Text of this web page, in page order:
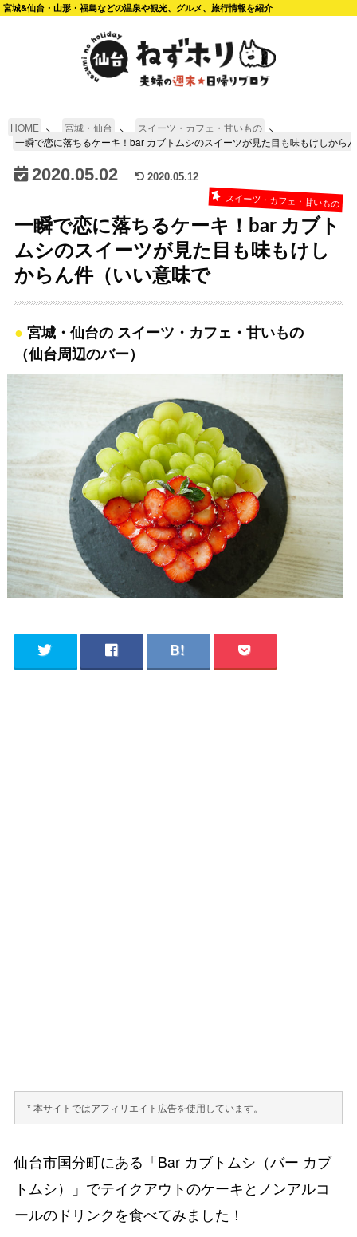
宮城&仙台・山形・福島などの温泉や観光、グルメ、旅行情報を紹介
HOME 宮城・仙台
スイーツ・カフェ・甘いもの
一瞬で恋に落ちるケーキ！bar カブトムシのスイーツが見た目も味もけしから
2020.05.02 2020.05.12
スイーツ・カフェ・甘いもの
一瞬で恋に落ちるケーキ！bar カブト
ムシのスイーツが見た目も味もけし
からん件（いい意味で
宮城・仙台の スイーツ・カフェ・甘いもの
（仙台周辺のバー）
* 本サイトではアフィリエイト広告を使用しています。
仙台市国分町にある「Bar カブトムシ（バー カブ
トムシ）」でテイクアウトのケーキとノンアルコ
ールのドリンクを食べてみました！